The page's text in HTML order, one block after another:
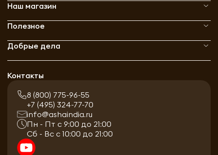
Наш магазин
Полезное
Добрые дела
Контакты
8 (800) 775-96-55
+7 (495) 324-77-70
info@ashaindia.ru
Пн - Пт с 9:00 до 21:00
Сб - Вс с 10:00 до 21:00